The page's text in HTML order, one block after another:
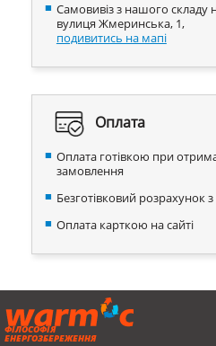
Самовивіз з нашого складу
вулиця Жмеринська, 1,
подивитись на мапі
Оплата
Оплата готівкою при
замовлення
Безготівковий розрахунок
Оплата карткою на сайті
ФІЛОСОФІЯ
ЕНЕРГОЗБЕРЕЖЕННЯ